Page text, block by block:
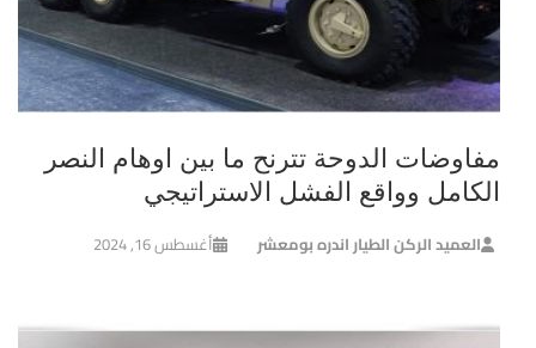
مفاوضات الدوحة تترنح ما بين اوهام النصر
الكامل وواقع الفشل الاستراتيجي
العميد الركن الطيار اندره بومعشر أغسطس 16, 2024